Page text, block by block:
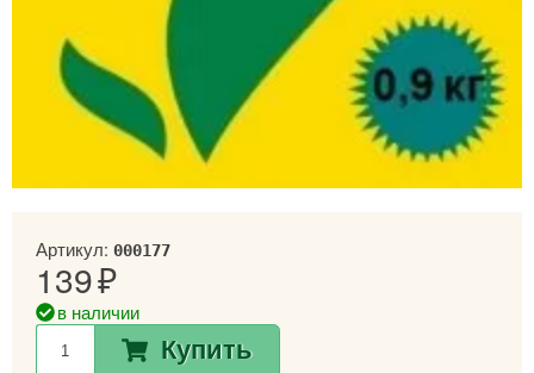
Артикул: 000177
139
в наличии
Купить